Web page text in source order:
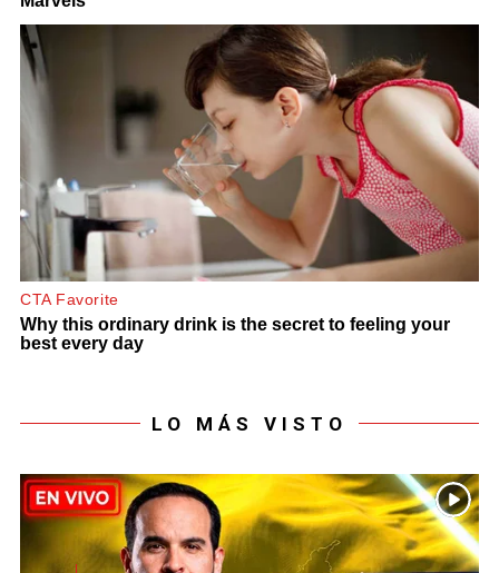
LO MÁS VISTO